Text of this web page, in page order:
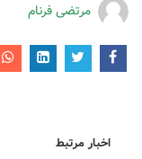
مرتضی فرنام
اخبار مرتبط